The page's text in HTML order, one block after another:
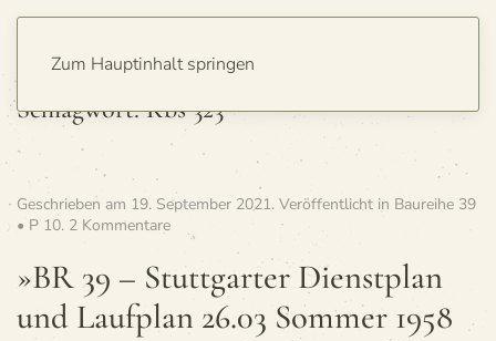
Zum Hauptinhalt springen
Schlagwort:Kbs 323
Geschrieben am 19. September 2021. Veröffentlicht in Baureihe 39
• P 10. 2 Kommentarezu
»BR
–
Stutt­
gar­
»BR 39 – Stutt­gar­ter Dienst­plan
und Lauf­plan 26.03 Som­mer 1958